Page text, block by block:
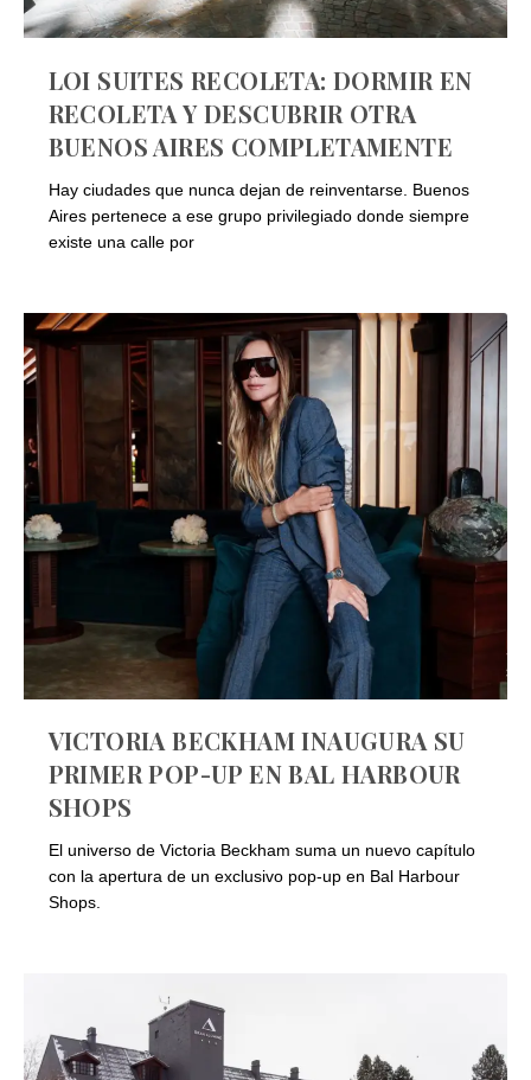
LOI SUITES RECOLETA: DORMIR EN
RECOLETA Y DESCUBRIR OTRA
BUENOS AIRES COMPLETAMENTE
Hay ciudades que nunca dejan de reinventarse. Buenos
Aires pertenece a ese grupo privilegiado donde siempre
existe una calle por
VICTORIA BECKHAM INAUGURA SU
PRIMER POP-UP EN BAL HARBOUR
SHOPS
El universo de Victoria Beckham suma un nuevo capítulo
con la apertura de un exclusivo pop-up en Bal Harbour
Shops.